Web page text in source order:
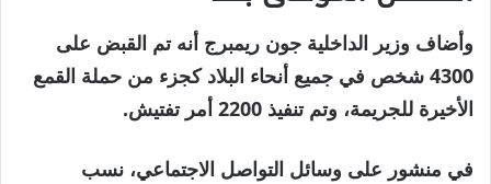
قائمة
من
3
نهاية
القائمة
وأضاف وزير الداخلية جون ريمبرج أنه تم القبض على
4300 شخص في جميع أنحاء البلاد كجزء من حملة القمع
الأخيرة للجريمة، وتم تنفيذ 2200 أمر تفتيش.
في منشور على وسائل التواصل الاجتماعي، نسب